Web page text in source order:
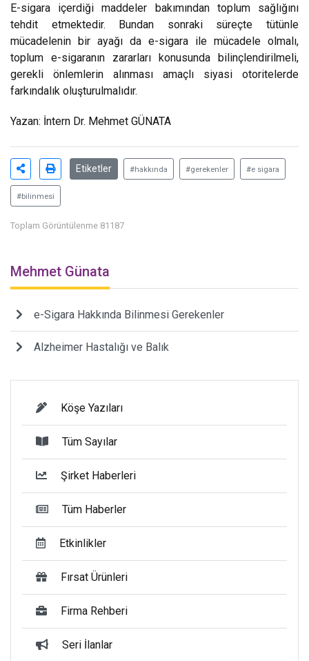
E-sigara içerdiği maddeler bakımından toplum sağlığını
tehdit etmektedir. Bundan sonraki süreçte tütünle
mücadelenin bir ayağı da e-sigara ile mücadele olmalı,
toplum e-sigaranın zararları konusunda bilinçlendirilmeli,
gerekli önlemlerin alınması amaçlı siyasi otoritelerde
farkındalık oluşturulmalıdır.
Yazan: İntern Dr. Mehmet GÜNATA
Etiketler #hakkında #gerekenler #e sigara
#bilinmesi
Toplam Görüntülenme 81187
Mehmet Günata
e-Sigara Hakkında Bilinmesi Gerekenler
Alzheimer Hastalığı ve Balık
Köşe Yazıları
Tüm Sayılar
Şirket Haberleri
Tüm Haberler
Etkinlikler
Fırsat Ürünleri
Firma Rehberi
Seri İlanlar